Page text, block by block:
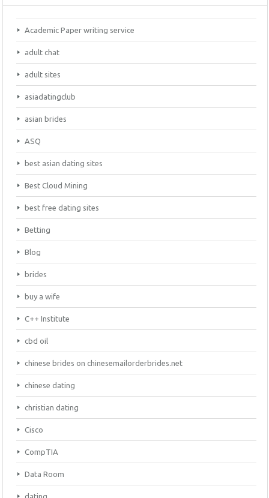
Academic Paper writing service
adult chat
adult sites
asiadatingclub
asian brides
ASQ
best asian dating sites
Best Cloud Mining
best free dating sites
Betting
Blog
brides
buy a wife
C++ Institute
cbd oil
chinese brides on chinesemailorderbrides.net
chinese dating
christian dating
Cisco
CompTIA
Data Room
dating